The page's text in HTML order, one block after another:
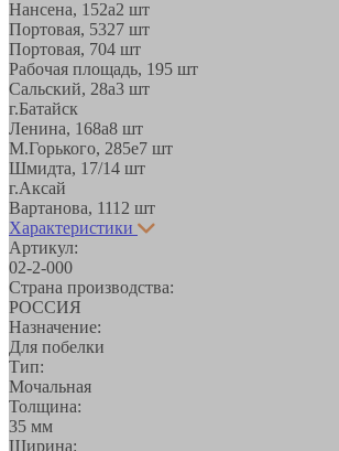
Нансена, 152а2 шт
Портовая, 5327 шт
Портовая, 704 шт
Рабочая площадь, 195 шт
Сальский, 28a3 шт
г.Батайск
Ленина, 168а8 шт
М.Горького, 285е7 шт
Шмидта, 17/14 шт
г.Аксай
Вартанова, 1112 шт
Характеристики
Артикул:
02-2-000
Страна производства:
РОССИЯ
Назначение:
Для побелки
Тип:
Мочальная
Толщина:
35 мм
Ширина: